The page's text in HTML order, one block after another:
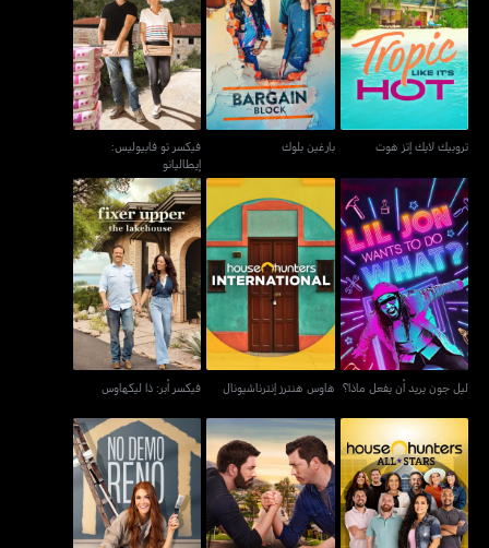
تروبيك لايك إتز هوت
تروبيك لايك إتز هوت
بارغين بلوك
بارغين بلوك
فيكسر تو فابيوليس:
إيطاليانو
فيكسر تو فابيوليس:
إيطاليانو
ليل جون يريد أن يفعل
ماذا؟
ليل جون يريد أن يفعل ماذا؟
هاوس هنترز إنترناشيونال
هاوس هنترز إنترناشيونال
فيكسر أبر: ذا ليكهاوس
فيكسر أبر: ذا ليكهاوس
هاوس هنترز: أول-ستارز براذر X براذر نو ديمو رينو